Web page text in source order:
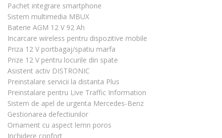
Pachet integrare smartphone
Sistem multimedia MBUX
Baterie AGM 12 V 92 Ah
Incarcare wireless pentru dispozitive mobile
Priza 12 V portbagaj/spatiu marfa
Prize 12 V pentru locurile din spate
Asistent activ DISTRONIC
Preinstalare servicii la distanta Plus
Preinstalare pentru Live Traffic Information
Sistem de apel de urgenta Mercedes-Benz
Gestionarea defectiunilor
Ornament cu aspect lemn poros
Inchidere confort